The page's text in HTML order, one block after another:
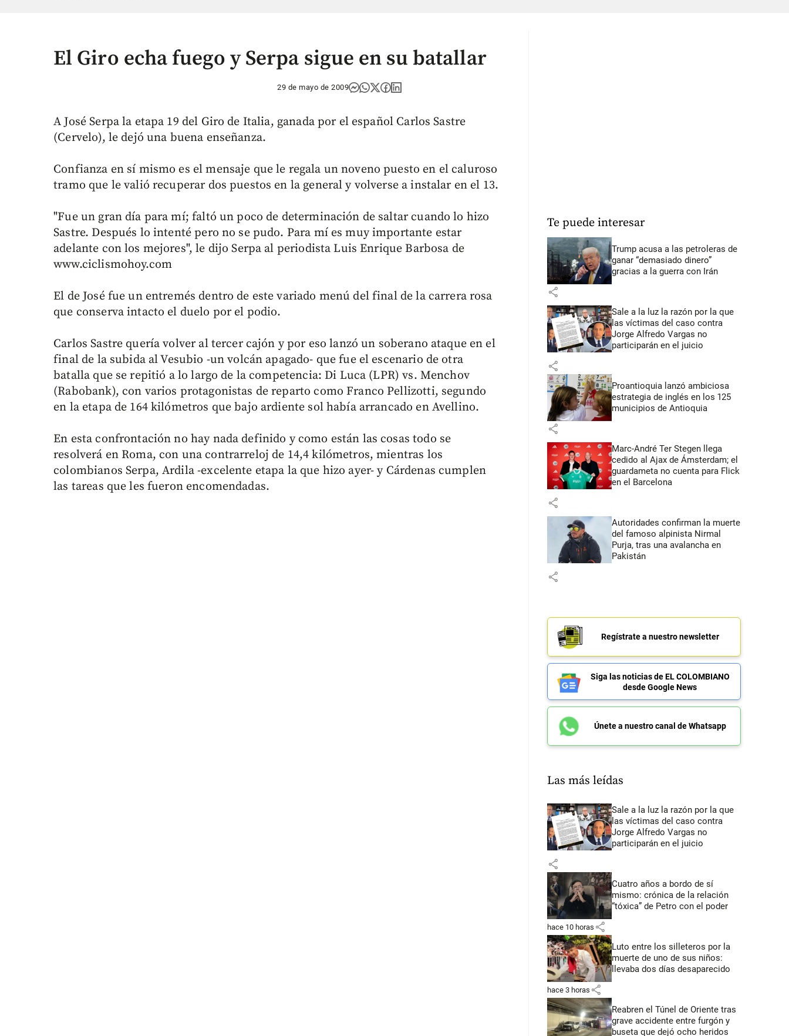
El Giro echa fuego y Serpa sigue en su batallar
29 de mayo de 2009
A José Serpa la etapa 19 del Giro de Italia, ganada por el español Carlos Sastre
(Cervelo), le dejó una buena enseñanza.
Confianza en sí mismo es el mensaje que le regala un noveno puesto en el caluroso
tramo que le valió recuperar dos puestos en la general y volverse a instalar en el 13.
"Fue un gran día para mí; faltó un poco de determinación de saltar cuando lo hizo
Sastre. Después lo intenté pero no se pudo. Para mí es muy importante estar
adelante con los mejores", le dijo Serpa al periodista Luis Enrique Barbosa de
www.ciclismohoy.com
El de José fue un entremés dentro de este variado menú del final de la carrera rosa
que conserva intacto el duelo por el podio.
Carlos Sastre quería volver al tercer cajón y por eso lanzó un soberano ataque en el
final de la subida al Vesubio -un volcán apagado- que fue el escenario de otra
batalla que se repitió a lo largo de la competencia: Di Luca (LPR) vs. Menchov
(Rabobank), con varios protagonistas de reparto como Franco Pellizotti, segundo
en la etapa de 164 kilómetros que bajo ardiente sol había arrancado en Avellino.
En esta confrontación no hay nada definido y como están las cosas todo se
resolverá en Roma, con una contrarreloj de 14,4 kilómetros, mientras los
colombianos Serpa, Ardila -excelente etapa la que hizo ayer- y Cárdenas cumplen
las tareas que les fueron encomendadas.
Te puede interesar
Trump acusa a las petroleras de
ganar “demasiado dinero”
gracias a la guerra con Irán
share
Sale a la luz la razón por la que
las víctimas del caso contra
Jorge Alfredo Vargas no
participarán en el juicio
share
Proantioquia lanzó ambiciosa
estrategia de inglés en los 125
municipios de Antioquia
share
Marc-André Ter Stegen llega
cedido al Ajax de Ámsterdam; el
guardameta no cuenta para Flick
en el Barcelona
share
Autoridades confirman la muerte
del famoso alpinista Nirmal
Purja, tras una avalancha en
Pakistán
share
Regístrate a nuestro newsletter
Siga las noticias de EL COLOMBIANO
desde Google News
Únete a nuestro canal de Whatsapp
Las más leídas
Sale a la luz la razón por la que
las víctimas del caso contra
Jorge Alfredo Vargas no
participarán en el juicio
share
Cuatro años a bordo de sí
mismo: crónica de la relación
“tóxica” de Petro con el poder
hace 10 horas share
Luto entre los silleteros por la
muerte de uno de sus niños:
llevaba dos días desaparecido
hace 3 horas share
Reabren el Túnel de Oriente tras
grave accidente entre furgón y
buseta que dejó ocho heridos